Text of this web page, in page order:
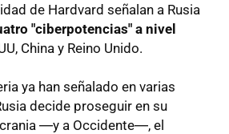
de Hardvard señalan a Rusia
"ciberpotencias" a nivel
China y Reino Unido.
ya han señalado en varias
decide proseguir en su
―y a Occidente―, el